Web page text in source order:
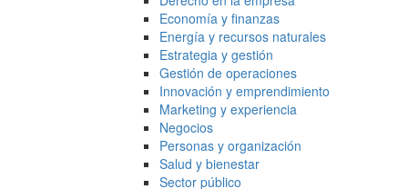
Economía y finanzas
Energía y recursos naturales
Estrategia y gestión
Gestión de operaciones
Innovación y emprendimiento
Marketing y experiencia
Negocios
Personas y organización
Salud y bienestar
Sector público